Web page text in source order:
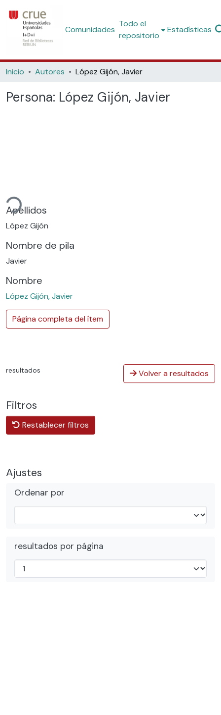
Comunidades
Todo el
repositorio
Estadísticas
Inicio Autores López Gijón, Javier
Persona: López Gijón, Javier
Apellidos
López Gijón
Nombre de pila
Javier
Nombre
López Gijón, Javier
Página completa del ítem
resultados Volver a resultados
Filtros
Restablecer filtros
Ajustes
Ordenar por
resultados por página